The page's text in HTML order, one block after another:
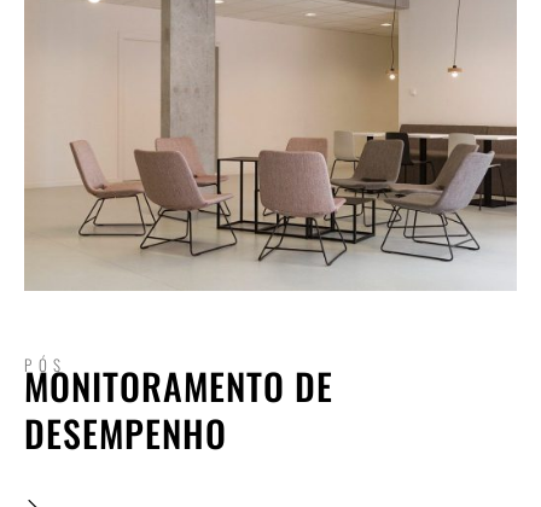
PÓS
MONITORAMENTO DE
DESEMPENHO